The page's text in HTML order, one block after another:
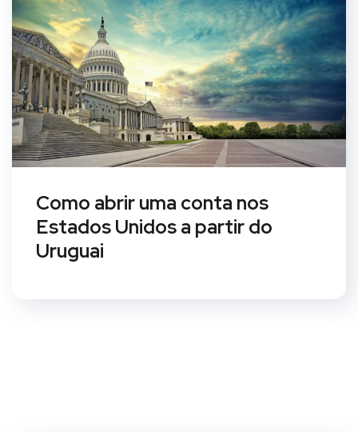
Como abrir uma conta nos
Estados Unidos a partir do
Uruguai